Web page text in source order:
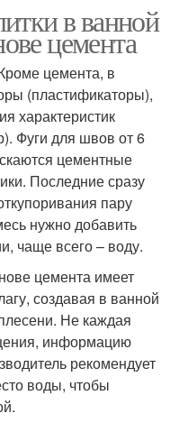
Затирки для швов
Затирки на швы
для плиточных
швов
Затирка для
керамогранита
в ванной
цемента
цемента, в
(пластификаторы),
характеристик
Фуги для швов от 6
цементные
Последние сразу
пару
нужно добавить
чаще всего – воду.
цемента имеет
создавая в ванной
Не каждая
информацию
рекомендует
воды, чтобы